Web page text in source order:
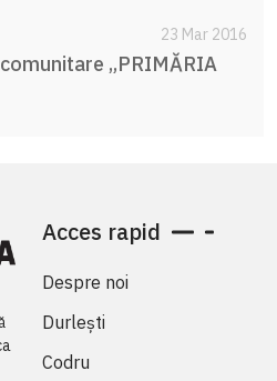
23 Mar 2016
„PRIMĂRIA
Acces rapid
Despre noi
Durlești
Codru